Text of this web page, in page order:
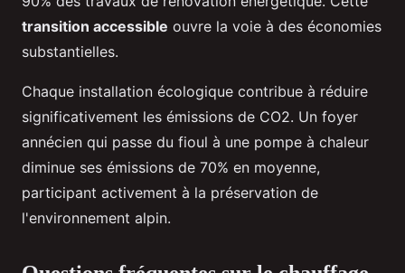
transition accessible ouvre la voie à des économies
substantielles.
Chaque installation écologique contribue à réduire
significativement les émissions de CO2. Un foyer
annécien qui passe du fioul à une pompe à chaleur
diminue ses émissions de 70% en moyenne,
participant activement à la préservation de
l'environnement alpin.